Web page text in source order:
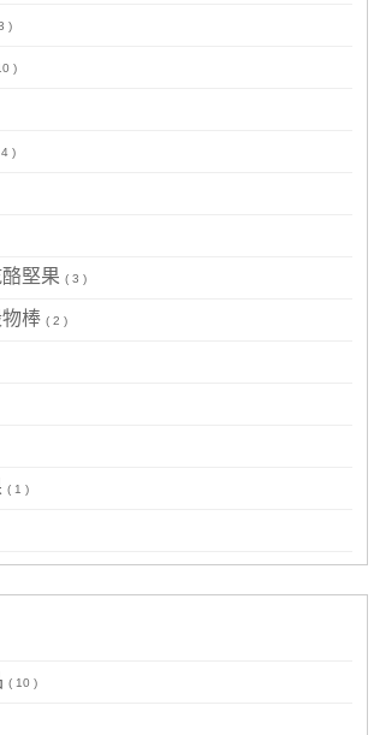
)
)
)
堅果 ( 3 )
棒 ( 2 )
( 1 )
( 10 )